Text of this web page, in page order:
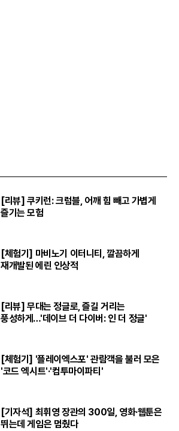
[리뷰] 쿠키런: 크럼블, 어깨 힘 빼고 가볍게
즐기는 모험
[체험기] 마비노기 이터니티, 깔끔하게
재개발된 에린 인상적
[리뷰] 무대는 정글로, 즐길 거리는
풍성하게…'데이브 더 다이버: 인 더 정글'
[체험기] '플레이엑스포' 관람객을 불러 모은
'코드 엑시트'·'컴투마이파티'
[기자석] 최휘영 장관의 300일, 영화·웹툰은
뛰는데 게임은 멈췄다